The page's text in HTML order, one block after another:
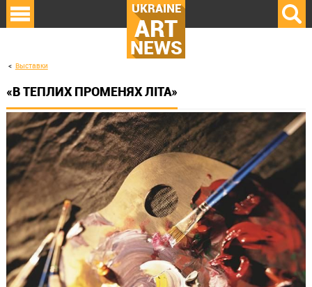
UKRAINE
ART
NEWS
Выставки
«В ТЕПЛИХ ПРОМЕНЯХ ЛІТА»